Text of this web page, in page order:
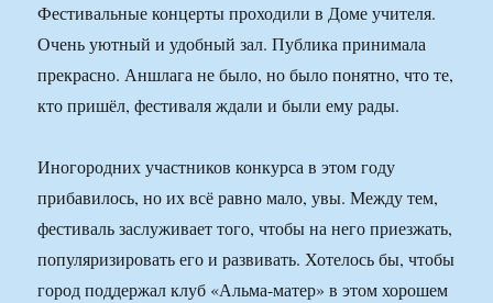
Фестивальные концерты проходили в Доме учителя.
Очень уютный и удобный зал. Публика принимала
прекрасно. Аншлага не было, но было понятно, что те,
кто пришёл, фестиваля ждали и были ему рады.
Иногородних участников конкурса в этом году
прибавилось, но их всё равно мало, увы. Между тем,
фестиваль заслуживает того, чтобы на него приезжать,
популяризировать его и развивать. Хотелось бы, чтобы
город поддержал клуб «Альма-матер» в этом хорошем